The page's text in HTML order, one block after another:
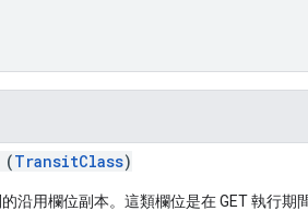
(TransitClass)
沿用欄位副本。這類欄位是在 GET 執行期